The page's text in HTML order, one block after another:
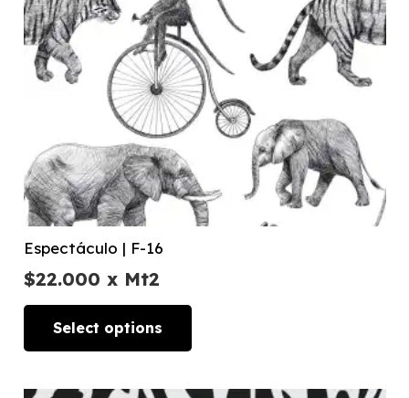
Espectáculo | F-16
$22.000 x Mt2
Select options